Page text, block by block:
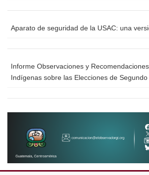
Aparato de seguridad de la USAC: una
Informe Observaciones y
Indígenas sobre las Elecciones de